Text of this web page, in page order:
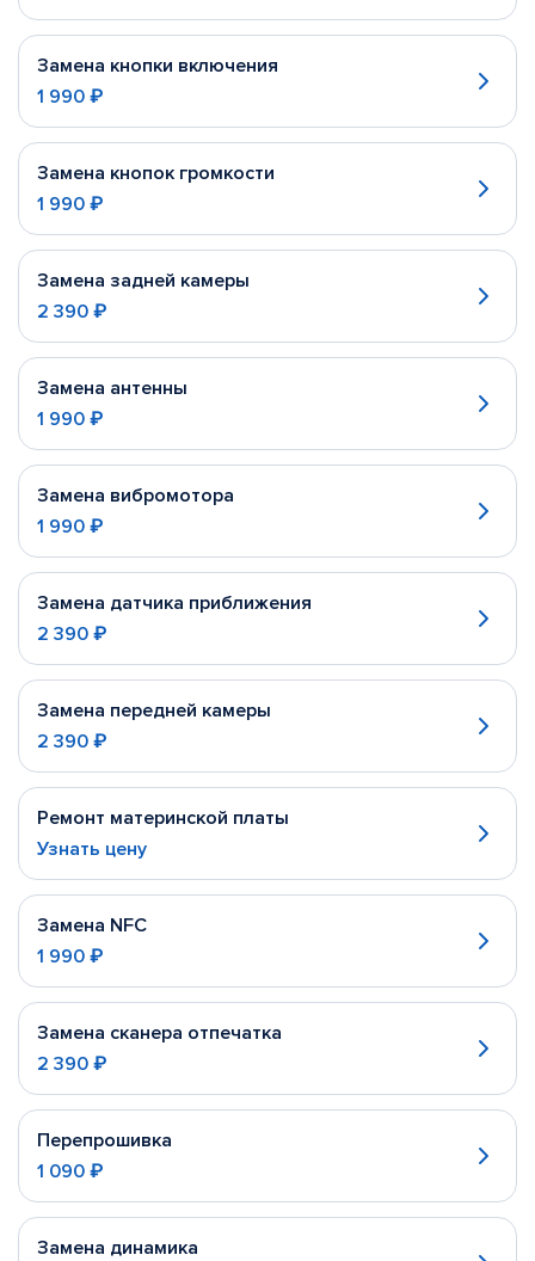
Замена кнопки включения
1 990 ₽
Замена кнопок громкости
1 990 ₽
Замена задней камеры
2 390 ₽
Замена антенны
1 990 ₽
Замена вибромотора
1 990 ₽
Замена датчика приближения
2 390 ₽
Замена передней камеры
2 390 ₽
Ремонт материнской платы
Узнать цену
Замена NFC
1 990 ₽
Замена сканера отпечатка
2 390 ₽
Перепрошивка
1 090 ₽
Замена динамика